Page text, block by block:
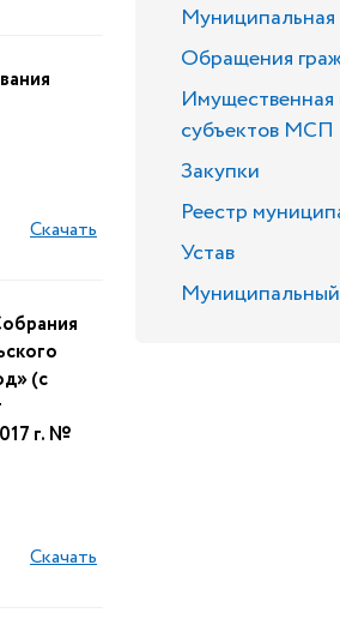
Скачать
(с
г. №
Скачать
Обращения
субъектов МСП
Закупки
Реестр
Устав